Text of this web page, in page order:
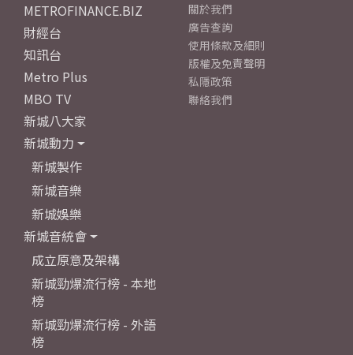
METROFINANCE.BIZ
財經台
知訊台
Metro Plus
MBO TV
新城八大家
新城動力
新城製作
新城音樂
新城娛樂
新城音統會
成立原意及架構
新城勁爆流行榜 - 本地
榜
新城勁爆流行榜 - 外語
榜
關於我們
廣告查詢
使用條款及細則
版權及免責聲明
私隱政策
聯絡我們